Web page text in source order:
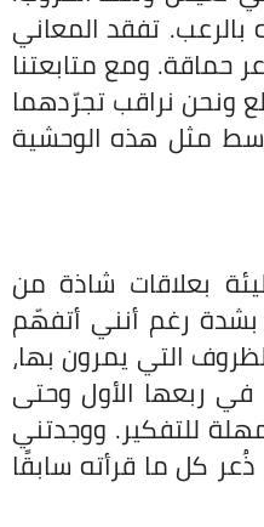
تفقد المعاني
حماقة. ومع متابعتنا
ونحن نراقب تجرّدهما
مثل هذه الوحشية
بعلاقات شاذة من
بشدة رغم أنني أتفهّم
التي يمرون بها،
في ربعها الأول وحتى
للتفكير. ووجدتني
كل ما قرأته سابقًا